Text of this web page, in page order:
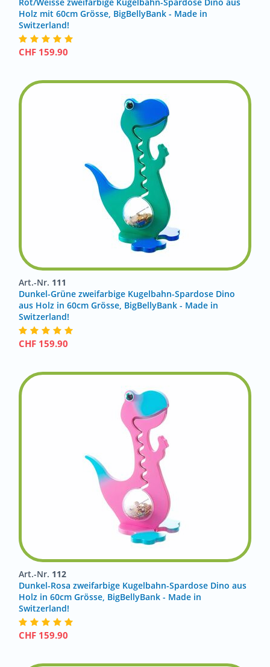
Holz mit 60cm Grösse, BigBellyBank - Made in
Switzerland!
CHF 159.90
Art.-Nr. 111
Dunkel-Grüne zweifarbige Kugelbahn-Spardose Dino
aus Holz in 60cm Grösse, BigBellyBank - Made in
Switzerland!
CHF 159.90
Art.-Nr. 112
Dunkel-Rosa zweifarbige Kugelbahn-Spardose Dino aus
Holz in 60cm Grösse, BigBellyBank - Made in
Switzerland!
CHF 159.90